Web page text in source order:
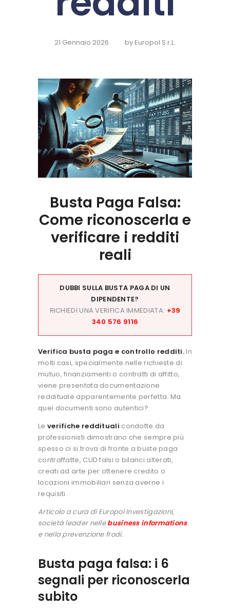
21 Gennaio 2026 by Europol S.r.L.
Busta Paga Falsa:
Come riconoscerla e
verificare i redditi
reali
DUBBI SULLA BUSTA PAGA DI UN
DIPENDENTE?
RICHIEDI UNA VERIFICA IMMEDIATA: +39
340 576 9116
Verifica busta paga e controllo redditi. In
molti casi, specialmente nelle richieste di
mutuo, finanziamenti o contratti di affitto,
viene presentata documentazione
reddituale apparentemente perfetta. Ma
quei documenti sono autentici?
Le verifiche reddituali condotte da
professionisti dimostrano che sempre più
spesso ci si trova di fronte a buste paga
contraffatte, CUD falsi o bilanci alterati,
creati ad arte per ottenere credito o
locazioni immobiliari senza averne i
requisiti.
Articolo a cura di Europol Investigazioni,
società leader nellebusiness informations
e nella prevenzione frodi.
Busta paga falsa: i 6
segnali per riconoscerla
subito